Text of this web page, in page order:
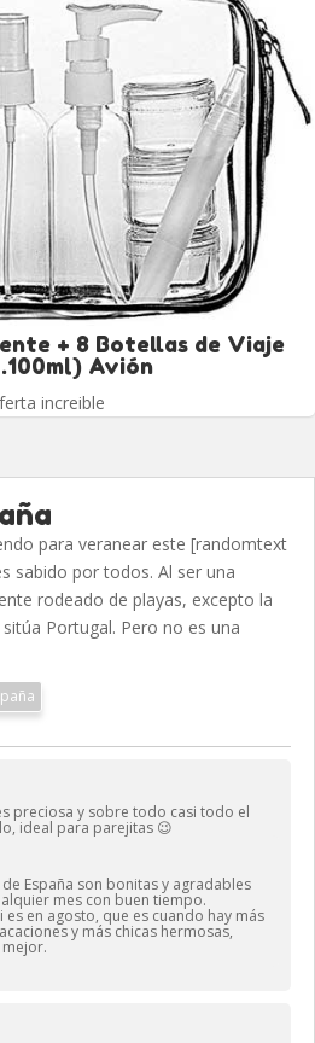
+ 8 Botellas de Viaje
Avión
increible
para veranear este [randomtext
sabido por todos. Al ser una
rodeado de playas, excepto la
Portugal. Pero no es una
preciosa y sobre todo casi todo el
ideal para parejitas 😉
de España son bonitas y agradables
mes con buen tiempo.
es en agosto, que es cuando hay más
y más chicas hermosas,